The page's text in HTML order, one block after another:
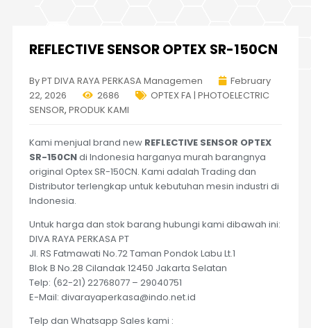
REFLECTIVE SENSOR OPTEX SR-150CN
By PT DIVA RAYA PERKASA Managemen
February
22, 2026
2686
OPTEX FA | PHOTOELECTRIC
SENSOR, PRODUK KAMI
Kami menjual brand new REFLECTIVE SENSOR OPTEX
SR-150CNdi Indonesia harganya murah barangnya
original Optex SR-150CN. Kami adalah Trading dan
Distributor terlengkap untuk kebutuhan mesin industri di
Indonesia.
Untuk harga dan stok barang hubungi kami dibawah ini:
DIVA RAYA PERKASA PT
Jl. RS Fatmawati No.72 Taman Pondok Labu Lt.1
Blok B No.28 Cilandak 12450 Jakarta Selatan
Telp: (62-21) 22768077 – 29040751
E-Mail: divarayaperkasa@indo.net.id
Telp dan Whatsapp Sales kami :